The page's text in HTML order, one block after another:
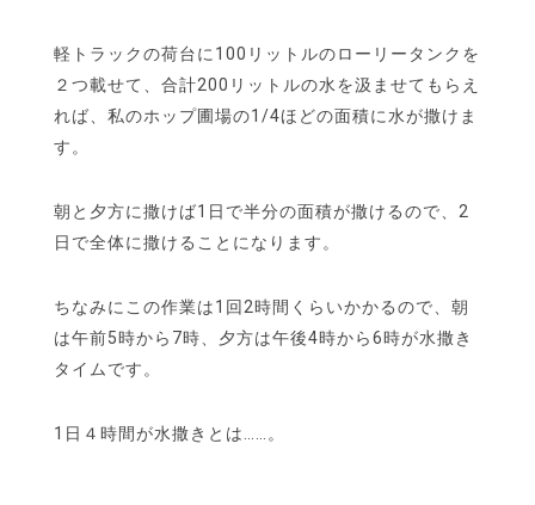
軽トラックの荷台に100リットルのローリータンクを
２つ載せて、合計200リットルの水を汲ませてもらえ
れば、私のホップ圃場の1/4ほどの面積に水が撒けま
す。
朝と夕方に撒けば1日で半分の面積が撒けるので、2
日で全体に撒けることになります。
ちなみにこの作業は1回2時間くらいかかるので、朝
は午前5時から7時、夕方は午後4時から6時が水撒き
タイムです。
1日４時間が水撒きとは……。